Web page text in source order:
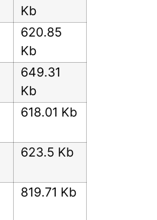
Kb
620.85
Kb
649.31
Kb
618.01 Kb
623.5 Kb
819.71 Kb